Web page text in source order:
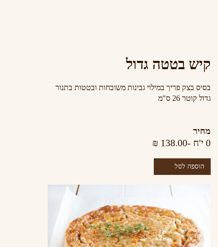
קיש בטטה גדול
בסיס בצק פריך במילוי גבינות משובחות ובטטות בתנור
גדול קוטר 26 ס"מ
מחיר
0 י'ח -138.00 ₪
הוספה לסל